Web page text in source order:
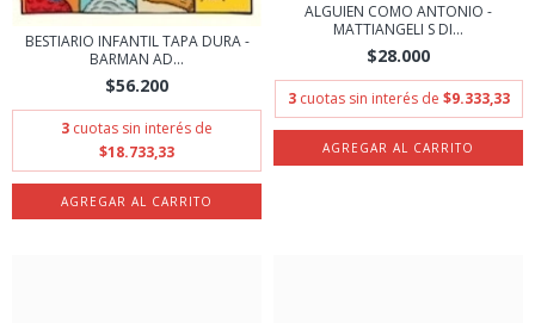
BESTIARIO INFANTIL TAPA DURA -
BARMAN AD...
$56.200
3 cuotas sin interés de
$18.733,33
ALGUIEN COMO ANTONIO -
MATTIANGELI S DI...
$28.000
3 cuotas sin interés de $9.333,33